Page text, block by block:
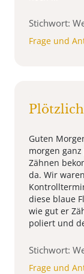
Stichwort:
Frage und
Plötzlich
Guten
morgen
Zähnen
da. Wir
diese blaue
wie gut er
poliert und
Stichwort:
Frage und